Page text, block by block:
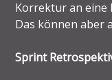
Korrektur an eine
Das können aber
Sprint